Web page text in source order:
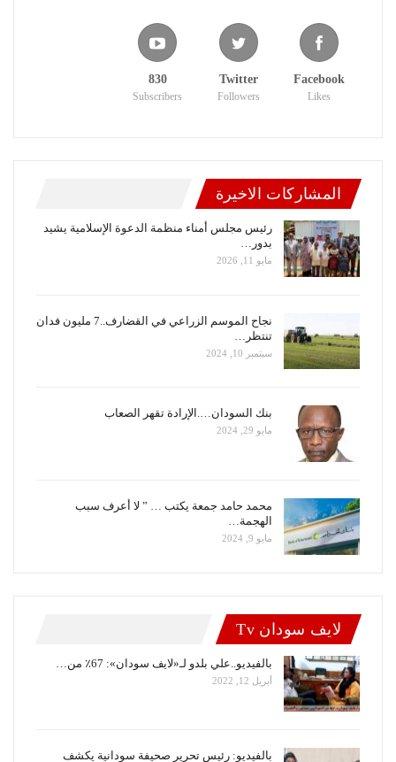
Facebook
Likes
Twitter
Followers
830
Subscribers
المشاركات الاخيرة
رئيس مجلس أمناء منظمة الدعوة الإسلامية يشيد
بدور…
مايو 11, 2026
نجاح الموسم الزراعي في القضارف..7 مليون فدان
تنتظر…
سبتمبر 10, 2024
بنك السودان….الإرادة تقهر الصعاب
مايو 29, 2024
محمد حامد جمعة يكتب … ” لا أعرف سبب
الهجمة…
مايو 9, 2024
لايف سودان Tv
بالفيديو..علي بلدو لـ«لايف سودان»: 67٪ من…
أبريل 12, 2022
بالفيديو: رئيس تحرير صحيفة سودانية يكشف